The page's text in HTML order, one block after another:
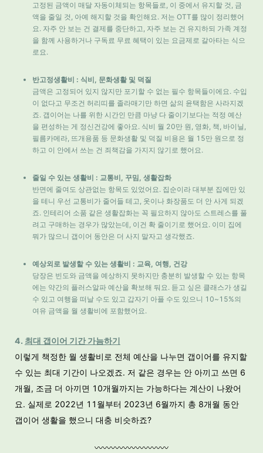
고정된 금액이 매달 자동이체되는 항목들로, 이 중에서 유지할 것, 금
액을 줄일 것, 아예 해지할 것을 확인해요. 저는 OTT를 많이 정리했어
요. 자주 안 보는 건 결제를 중단하고, 자주 보는 건 유지하되 가족 계정
을 함께 사용하거나 구독료 무료 혜택이 있는 요금제로 갈아타는 식으
로요.
반고정생활비 : 식비, 문화생활 및 덕질
금액은 고정되어 있지 않지만 포기할 수 없는 필수 항목들이에요. 수입
이 없다고 무조건 허리띠를 졸라매기만 하면 삶의 윤택함은 사라지겠
죠. 갭이어는 나를 위한 시간인 만큼 마냥 다 줄이기보다는 적정 예산
을 편성하는 게 정신건강에 좋아요. 식비 월 20만 원, 영화, 책, 바이닐,
필름카메라, 뜨개용품 등 문화생활 및 덕질 비용은 월 15만 원으로 정
하고 이 안에서 쓰는 건 죄책감을 가지지 않기로 했어요.
줄일 수 있는 생활비 : 교통비, 꾸밈, 생활잡화
반면에 줄여도 상관없는 항목도 있었어요. 집순이라 대부분 집에만 있
을 테니 우선 교통비가 줄어들 테고, 옷이나 화장품도 더 안 사게 되겠
죠. 인테리어 소품 같은 생활잡화는 꼭 필요하지 않아도 스트레스를 풀
려고 구매하는 경우가 많았는데, 이건 확 줄이기로 했어요. 이미 집에
뭐가 많으니 갭이어 동안은 더 사지 말자고 생각했죠.
예상외로 발생할 수 있는 생활비 : 교육, 여행, 건강
당장은 빈도와 금액을 예상하지 못하지만 충분히 발생할 수 있는 항목
에는 약간의 플러스알파 예산을 확보해 둬요. 듣고 싶은 클래스가 생길
수 있고 여행을 떠날 수도 있고 갑자기 아플 수도 있으니 10~15%의
여유 금액을 월 생활비에 포함했어요.
4. 최대 갭이어 기간 가늠하기
이렇게 책정한 월 생활비로 전체 예산을 나누면 갭이어를 유지할
수 있는 최대 기간이 나오겠죠. 저 같은 경우는 안 아끼고 쓰면 6
개월, 조금 더 아끼면 10개월까지는 가능하다는 계산이 나왔어
요. 실제로 2022년 11월부터 2023년 6월까지 총 8개월 동안
갭이어 생활을 했으니 대충 비슷하죠?
〰️〰️〰️〰️〰️〰️〰️〰️〰️